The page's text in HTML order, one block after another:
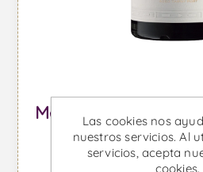
Menin Tawny 10
de
Desde €25,28
Las cookies nos
nuestros servicios. Al
servicios, acepta
cookies.